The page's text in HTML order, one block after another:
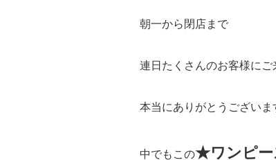
朝一から閉店まで
連日たくさんのお客様にご
本当にありがとうございま
中でもこの★ワンピー